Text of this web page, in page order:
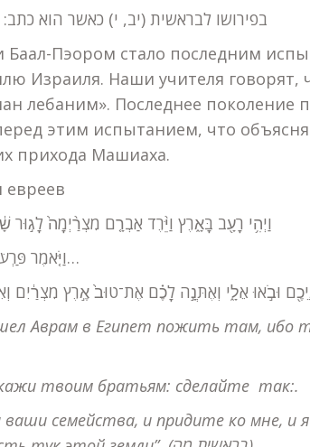
«בפירושו לבראשית (יב, י) כאשר הוא
Пэором стало последним
Израиля. Наши учителя говорят,
лебаним». Последнее поколение
этим испытанием, что
прихода Машиаха.
евреев
(י) וַיְהִ֥י רָעָ֖ב בָּאָ֑רֶץ וַיֵּ֨רֶד אַבְרָ֤ם מִצְרַ֨יְמָה֙
(יז) וַיֹּ֤אמֶר פַּרְעֹה֙ אֶל־יוֹסֵ֔ף אֱמֹ֥ר אֶל־אַחֶ֖יךָ זֹ֣את עֲשׂ֑וּ…
וּבֹ֣אוּ אֵלָ֑י וְאֶתְּנָ֣ה לָכֶ֗ם אֶת־טוּב֙ אֶ֣רֶץ מִצְרַ֔יִם
Аврам в Египет пожить там, ибо
твоим братьям: сделайте так:.
семейства, и придите ко мне, и